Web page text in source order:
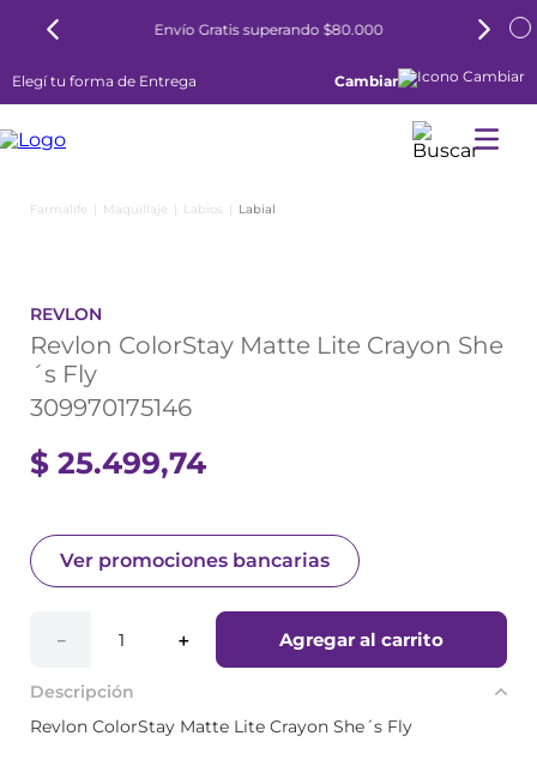
$80.000 6 cuotas sin interés todos
Elegí tu forma de Entrega Cambiar
Maquillaje Labios Labial
REVLON
Revlon ColorStay Matte Lite Crayon She
´s Fly
309970175146
$ 25.499,74
Ver promociones bancarias
＋
－ Agregar al carrito
Descripción
Revlon ColorStay Matte Lite Crayon She´s Fly